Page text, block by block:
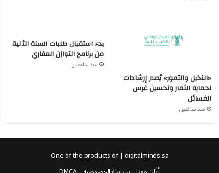
«النخيل والتمور» يُصدر إرشادات
لحماية الثمار وتحسين غرس
الفسائل
منذ ساعتين
بدء استقبال طلبات السنة الثانية
من برنامج التوازن العقاري
منذ ساعتين
One of the products of | digitalminds.sa